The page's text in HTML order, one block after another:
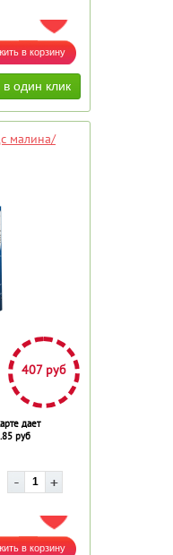
ДОБАВИТЬ В ИЗБРАННОЕ
малина/
407 руб
дает
руб
ДОБАВИТЬ В ИЗБРАННОЕ